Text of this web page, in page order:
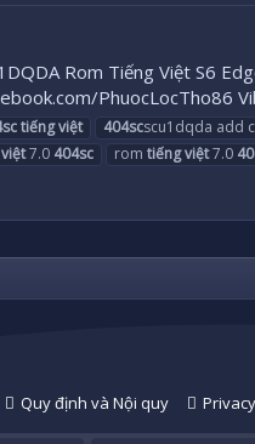
Rom Tiếng Việt S6
PhuocLocTho86
tiếngviệt 404scscu1dqda add
việt7.0 404sc rom tiếngviệt7.0
Quy định và Nội quy